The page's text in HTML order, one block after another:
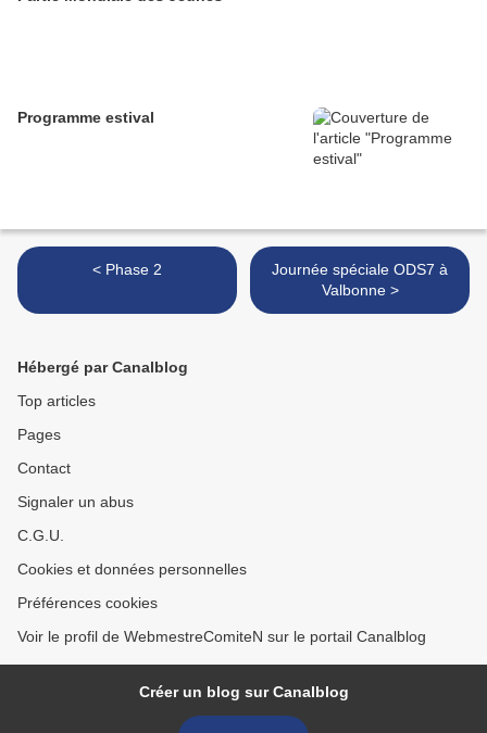
Programme estival
< Phase 2
Journée spéciale ODS7 à
Valbonne >
Hébergé par Canalblog
Top articles
Pages
Contact
Signaler un abus
C.G.U.
Cookies et données personnelles
Préférences cookies
Voir le profil de WebmestreComiteN sur le portail Canalblog
Créer un blog sur Canalblog